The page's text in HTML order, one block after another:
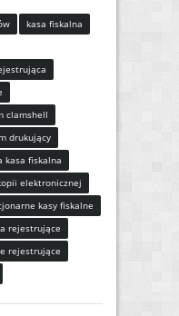
kasa fiskalna
clamshell
drukujący
kasa fiskalna
elektronicznej
kasy fiskalne
rejestrujące
rejestrujące